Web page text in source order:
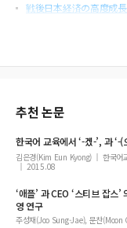
戦後日本経済の高度成
平安時代 文学作品에 나
談話標識としての「それ
誘い発話文の述部の表
類義副詞의 意味分析
靖国問題から見る人を
후나코시 기친을 통해 본
추천 논문
한국어 교육에서 ‘-겠-’, 과 ‘-(
김은경(Kim Eun Kyong) 한국어
2015.08
‘애플’ 과 CEO ‘스티브 잡스’
영 연구
주성재(Joo Sung-Jae), 문찬